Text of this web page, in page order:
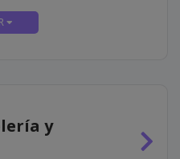
y